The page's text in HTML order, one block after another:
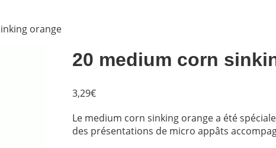
orange
20 medium corn
3,29€
Le medium corn sinking orange a été
des présentations de micro appâts